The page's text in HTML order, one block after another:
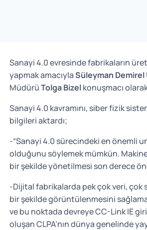
Sanayi 4.0 evresinde fabrikaların
yapmak amacıylaSüleyman
MüdürüTolga Bizelkonuşmacı
Sanayi 4.0 kavramını, siber fizik
bilgileri aktardı;
-“Sanayi 4.0 sürecindeki en önemli
olduğunu söylemek mümkün.
bir şekilde yönetilmesi son derece
-Dijital fabrikalarda pek çok veri, çok
bir şekilde görüntülenmesini
ve bu noktada devreye CC-Link IE
oluşan CLPA’nın dünya genelinde